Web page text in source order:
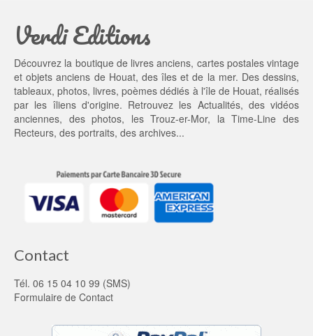
t :
5,
0
0 €.
Verdi Editions
Découvrez la boutique de livres anciens, cartes postales vintage
et objets anciens de Houat, des îles et de la mer. Des dessins,
tableaux, photos, livres, poèmes dédiés à l'île de Houat, réalisés
par les îliens d'origine. Retrouvez les Actualités, des vidéos
anciennes, desphotos, lesTrouz-er-Mor, laTime-Line des
Recteurs, des portraits, des archives...
Contact
Tél. 06 15 04 10 99 (SMS)
Formulaire de Contact